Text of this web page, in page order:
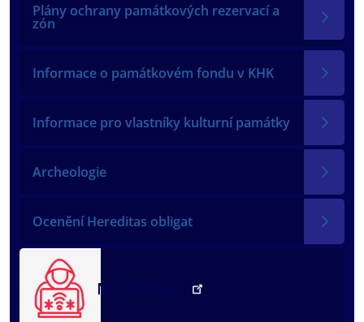
Plány ochrany památkových rezervací a
zón
Informace o památkovém fondu v KHK
Informace pro vlastníky kulturní památky
Archeologie
Ocenění Hereditas obligat
NežKlikneš